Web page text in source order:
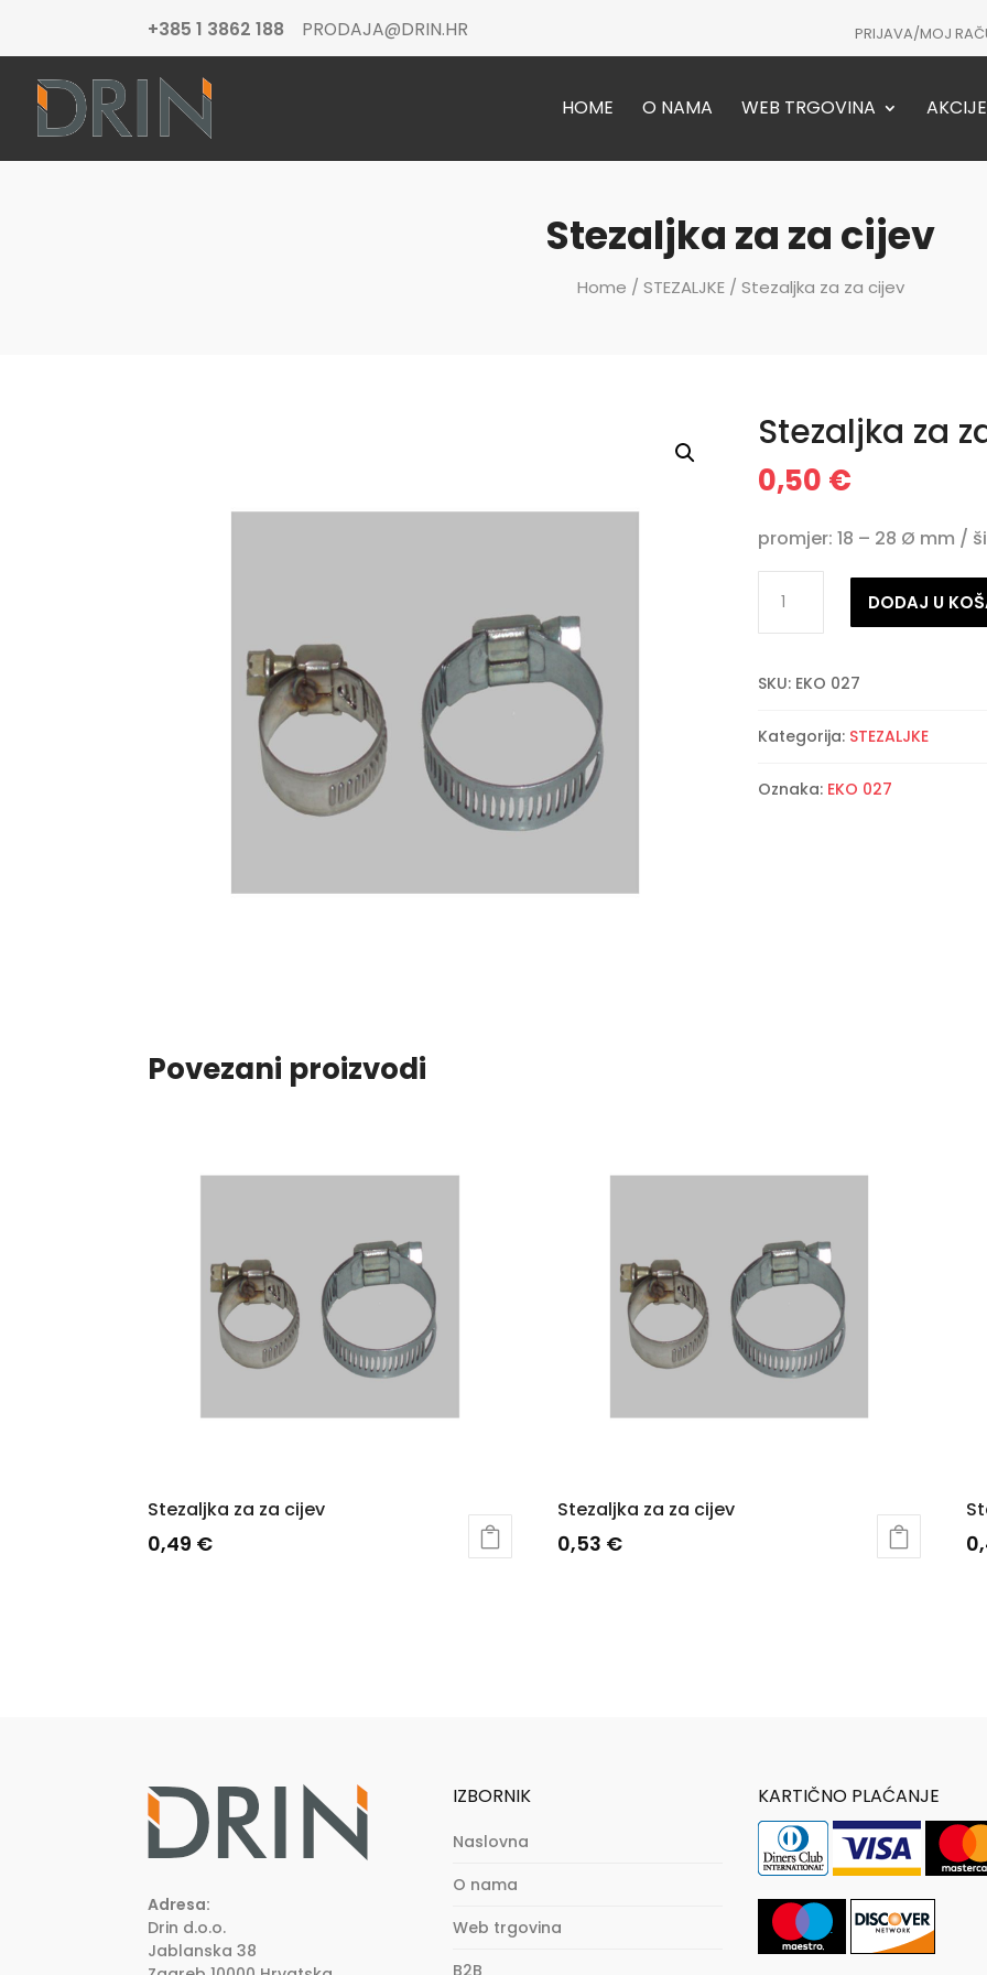
+385 1 3862 188 PRODAJA@DRIN.HR PRIJAVA/MOJ
HOME O NAMA WEB TRGOVINA AKCIJE
Stezaljka za za cijev
Home / STEZALJKE/ Stezaljka za za cijev
Stezaljka za
0,50 €
promjer: 18 – 28 Ø mm /
cijev
DODAJ U
SKU: EKO 027
Kategorija: STEZALJKE
Oznaka: EKO 027
Povezani proizvodi
Stezaljka za za cijev
0,49 €
Stezaljka za za cijev
0,53 €
Adresa:
Drin d.o.o.
Jablanska 38
IZBORNIK
Naslovna
O nama
Web trgovina
KARTIČNO PLAĆANJE